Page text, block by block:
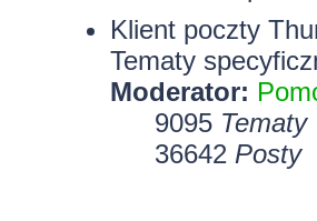
Klient poczty
Tematy
Moderator:
9095 Tematy
36642 Posty